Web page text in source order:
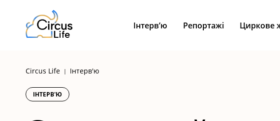
content
Інтерв’ю Репортажі Циркове
Circus Life | Інтерв'ю
ІНТЕРВ'Ю